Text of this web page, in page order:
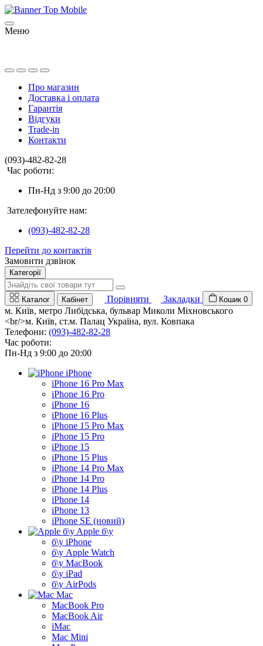
Меню
Про магазин
Доставка і оплата
Гарантія
Відгуки
Trade-in
Контакти
(093)-482-82-28
Час роботи:
Пн-Нд з 9:00 до 20:00
Зателефонуйте нам:
(093)-482-82-28
Перейти до контактів
Замовити дзвінок
Категорії
Каталог Кабінет Порівняти Закладки Кошик 0
м. Київ, метро Либідська, бульвар Миколи Міхновського
<br/>м. Київ, ст.м. Палац Україна, вул. Ковпака
Телефони: (093)-482-82-28
Час роботи:
Пн-Нд з 9:00 до 20:00
iPhone
iPhone 16 Pro Max
iPhone 16 Pro
iPhone 16
iPhone 16 Plus
iPhone 15 Pro Max
iPhone 15 Pro
iPhone 15
iPhone 15 Plus
iPhone 14 Pro Max
iPhone 14 Pro
iPhone 14 Plus
iPhone 14
iPhone 13
iPhone SE (новий)
Apple б\у
б\у iPhone
б\у Apple Watch
б\у MacBook
б\у iPad
б\у AirPods
Mac
MacBook Pro
MacBook Air
iMac
Mac Mini